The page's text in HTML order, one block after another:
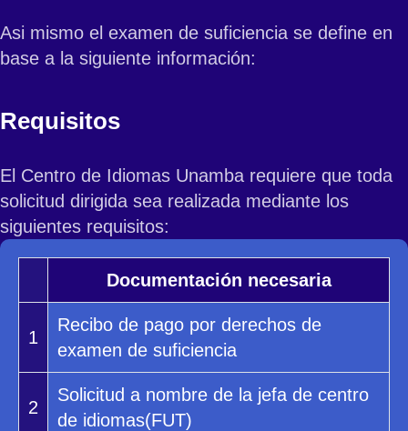
Asi mismo el examen de suficiencia se define en
base a la siguiente información:
Requisitos
El Centro de Idiomas Unamba requiere que toda
solicitud dirigida sea realizada mediante los
siguientes requisitos:
Documentación necesaria
1
Recibo de pago por derechos de
examen de suficiencia
2
Solicitud a nombre de la jefa de centro
de idiomas(FUT)